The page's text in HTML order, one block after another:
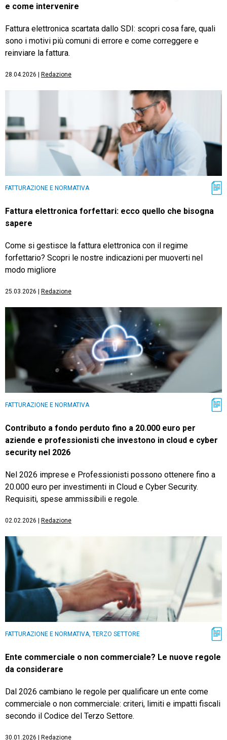
e come intervenire
Fattura elettronica scartata dallo SDI: scopri cosa fare, quali
sono i motivi più comuni di errore e come correggere e
reinviare la fattura.
28.04.2026 Redazione
FATTURAZIONE E NORMATIVA
Fattura elettronica forfettari: ecco quello che bisogna
sapere
Come si gestisce la fattura elettronica con il regime
forfettario? Scopri le nostre indicazioni per muoverti nel
modo migliore
25.03.2026 Redazione
FATTURAZIONE E NORMATIVA
Contributo a fondo perduto fino a 20.000 euro per
aziende e professionisti che investono in cloud e cyber
security nel 2026
Nel 2026 imprese e Professionisti possono ottenere fino a
20.000 euro per investimenti in Cloud e Cyber Security.
Requisiti, spese ammissibili e regole.
02.02.2026 Redazione
FATTURAZIONE E NORMATIVA, TERZO SETTORE
Ente commerciale o non commerciale? Le nuove regole
da considerare
Dal 2026 cambiano le regole per qualificare un ente come
commerciale o non commerciale: criteri, limiti e impatti fiscali
secondo il Codice del Terzo Settore.
30.01.2026 Redazione